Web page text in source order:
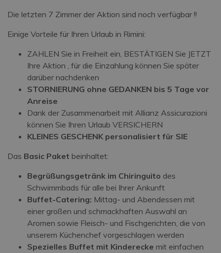
Die letzten 7 Zimmer der Aktion sind noch verfügbar !!
Einige Vorteile für Ihren Urlaub in Rimini:
ZAHLEN Sie in Freiheit ein, BESTÄTIGEN Sie JETZT
Ihre Aktion , für die Einzahlung können Sie später
darüber nachdenken
STORNIERUNG ohne GEDANKEN bis 5 Tage vor
Anreise
Dank der Zusammenarbeit mit Allianz Assicurazioni
können Sie Ihren Urlaub VERSICHERN
KLEINES GESCHENK personalisiert für SIE
Das Basic Paket beinhaltet:
Begrüßungsgetränk im Chiringuito des
Schwimmbads für alle bei Ihrer Ankunft
Buffet-Catering: Mittag- und Abendessen mit
einer großen und schmackhaften Auswahl an
Aromen sowie Fleisch- und Fischgerichten, die von
unserem Küchenchef vorgeschlagen werden
Spezielles Buffet mit Kinderecke mit einfachen